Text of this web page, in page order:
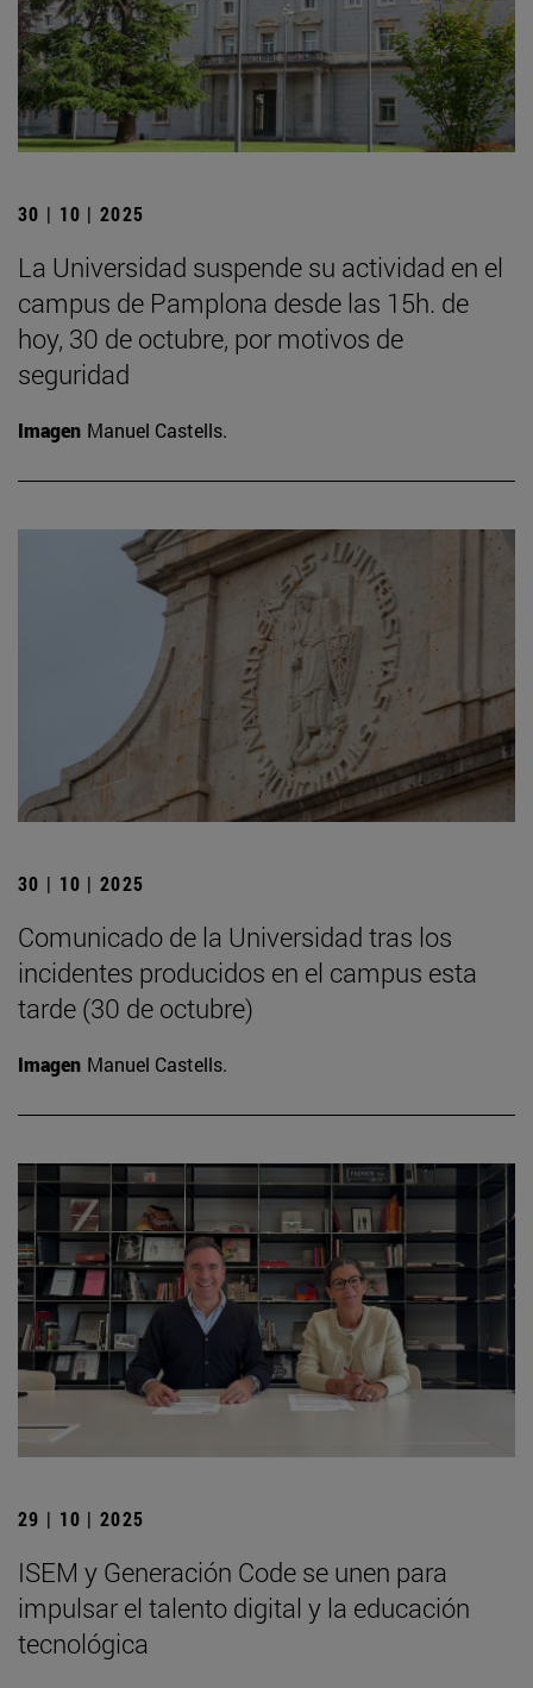
30 | 10 | 2025
La Universidad suspende su actividad en el
campus de Pamplona desde las 15h. de
hoy, 30 de octubre, por motivos de
seguridad
Imagen Manuel Castells.
30 | 10 | 2025
Comunicado de la Universidad tras los
incidentes producidos en el campus esta
tarde (30 de octubre)
Imagen Manuel Castells.
29 | 10 | 2025
ISEM y Generación Code se unen para
impulsar el talento digital y la educación
tecnológica